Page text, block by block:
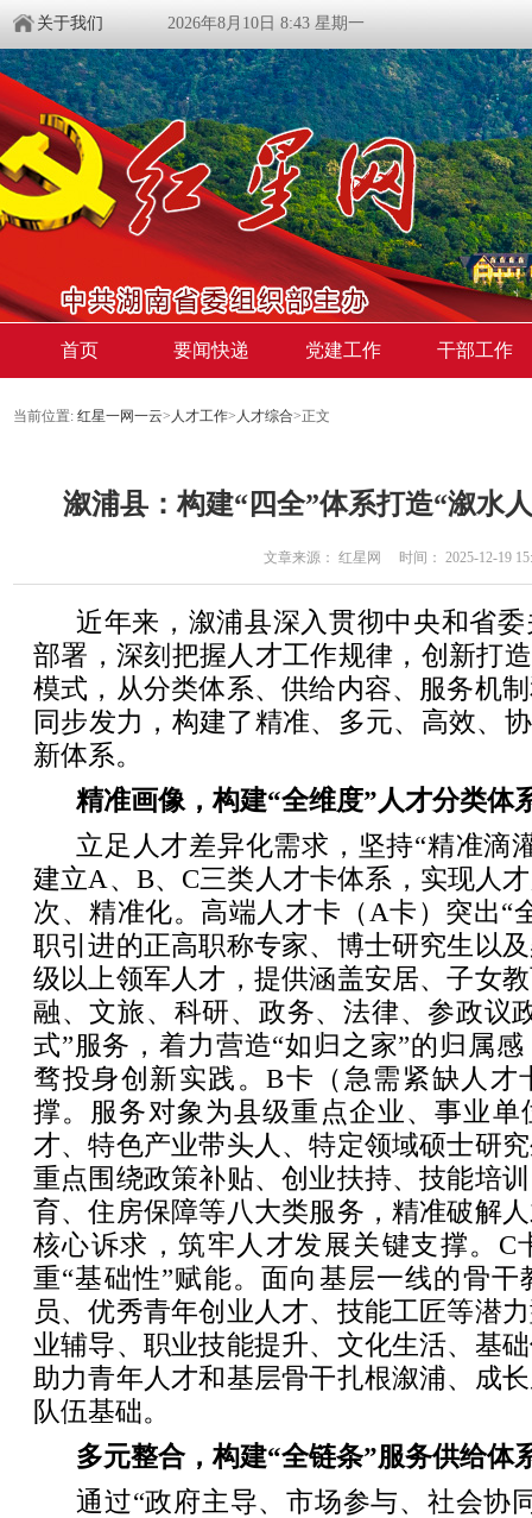
关于我们 2026年8月10日 8:43 星期一
首页 要闻快递 党建工作 干部工作
当前位置: 红星一网一云> 人才工作> 人才综合>正文
溆浦县：构建“四全”体系打造“溆水
文章来源： 红星网 时间： 2025-12-19
近年来，溆浦县深入贯彻中央和省
部署，深刻把握人才工作规律，创新打
模式，从分类体系、供给内容、服务机
同步发力，构建了精准、多元、高效、
新体系。
精准画像，构建“全维度”人才分类体
立足人才差异化需求，坚持“精准滴
建立A、B、C三类人才卡体系，实现人
次、精准化。高端人才卡（A卡）突出“
职引进的正高职称专家、博士研究生以
级以上领军人才，提供涵盖安居、子女
融、文旅、科研、政务、法律、参政议
式”服务，着力营造“如归之家”的归属
骛投身创新实践。B卡（急需紧缺人才
撑。服务对象为县级重点企业、事业单
才、特色产业带头人、特定领域硕士研
重点围绕政策补贴、创业扶持、技能培
育、住房保障等八大类服务，精准破解
核心诉求，筑牢人才发展关键支撑。C
重“基础性”赋能。面向基层一线的骨
员、优秀青年创业人才、技能工匠等潜
业辅导、职业技能提升、文化生活、基
助力青年人才和基层骨干扎根溆浦、成
队伍基础。
多元整合，构建“全链条”服务供给体
通过“政府主导、市场参与、社会协